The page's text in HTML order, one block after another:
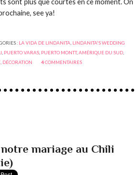
see ya!
: LA VIDA DE LINDANITA LINDANITA'S WEDDING
PUERTO VARAS PUERTO MONTT,AMÉRIQUE DU SUD
DÉCORATION 4COMMENTAIRES
mariage au Chili